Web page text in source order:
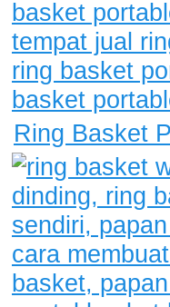
Ring Basket